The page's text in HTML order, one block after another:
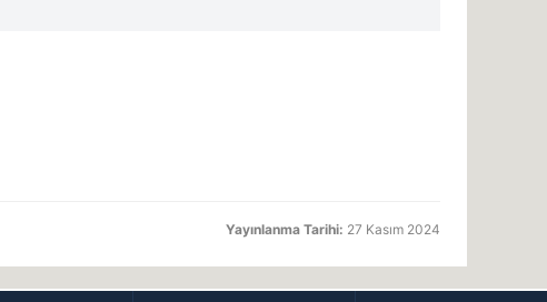
Yayınlanma Tarihi: 27 Kasım 2024